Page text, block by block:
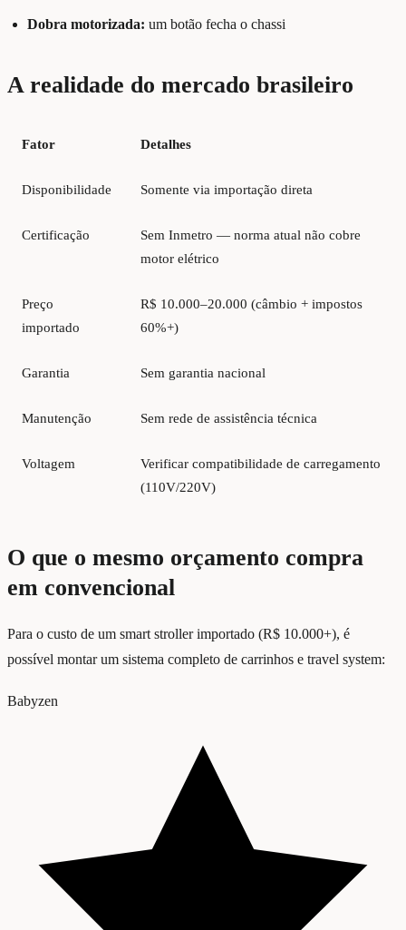
Dobra motorizada: um botão fecha o chassi
A realidade do mercado brasileiro
Fator Detalhes
Disponibilidade Somente via importação direta
Certificação
Sem Inmetro — norma atual não cobre
motor elétrico
Preço
importado
R$ 10.000–20.000 (câmbio + impostos
60%+)
Garantia Sem garantia nacional
Manutenção Sem rede de assistência técnica
Voltagem
Verificar compatibilidade de carregamento
(110V/220V)
O que o mesmo orçamento compra
em convencional
Para o custo de um smart stroller importado (R$ 10.000+), é
possível montar um sistema completo de carrinhos e travel system:
Babyzen